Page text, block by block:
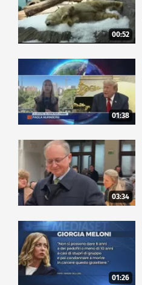
00:52
01:38
03:34
01:26